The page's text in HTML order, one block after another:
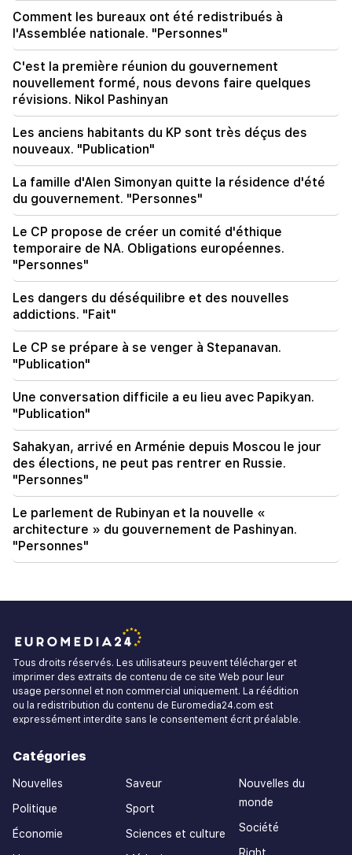
17:03
Image : Des traces d'ADN ont été trouvées sur
un drone à l'aéroport de Leipzig, en Allemagne
15:51
alliés faibles doivent souvent faire face à leur
propre sort." 300 ans d'histoire se répètent
10:20
Le Japon a envoyé un nouvel avion pour lutter
contre les pirates dans le golfe d'Aden
09:54
Hakob Badalyan : "La situation pénale ne change
pas, seuls les "Bulles" et les "Supermenchiks"
changent."
Comment les bureaux ont été redistribués à
l'Assemblée nationale. "Personnes"
C'est la première réunion du gouvernement
nouvellement formé, nous devons faire quelques
révisions. Nikol Pashinyan
Les anciens habitants du KP sont très déçus des
nouveaux. "Publication"
La famille d'Alen Simonyan quitte la résidence d'été
du gouvernement. "Personnes"
Le CP propose de créer un comité d'éthique
temporaire de NA. Obligations européennes.
"Personnes"
Les dangers du déséquilibre et des nouvelles
addictions. "Fait"
Le CP se prépare à se venger à Stepanavan.
"Publication"
Une conversation difficile a eu lieu avec Papikyan.
"Publication"
Sahakyan, arrivé en Arménie depuis Moscou le jour
des élections, ne peut pas rentrer en Russie.
"Personnes"
Le parlement de Rubinyan et la nouvelle «
architecture » du gouvernement de Pashinyan.
"Personnes"
Tous droits réservés. Les utilisateurs peuvent télécharger et
imprimer des extraits de contenu de ce site Web pour leur
usage personnel et non commercial uniquement. La réédition
ou la redistribution du contenu de Euromedia24.com est
expressément interdite sans le consentement écrit préalable.
Catégories
Nouvelles
Politique
Économie
Saveur
Sport
Sciences et culture
Nouvelles du
monde
Société
Right